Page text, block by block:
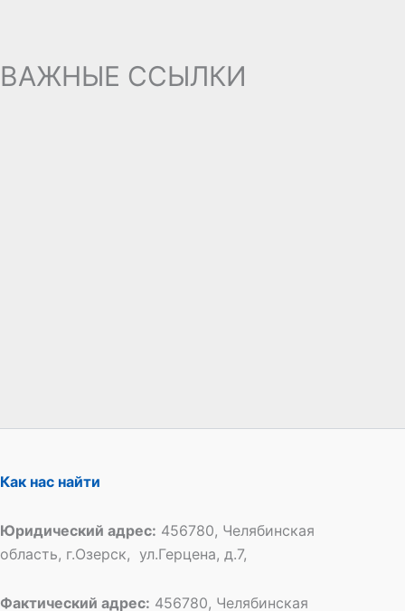
ВАЖНЫЕ ССЫЛКИ
Как нас найти
Юридический адрес: 456780, Челябинская
область, г.Озерск, ул.Герцена, д.7,
Фактический адрес: 456780, Челябинская